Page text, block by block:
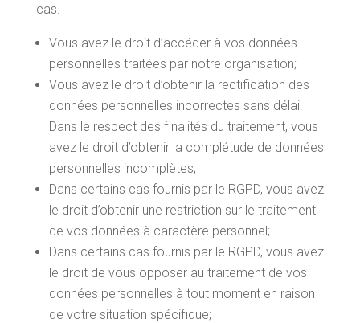
cas.
Vous avez le droit d’accéder à vos données
personnelles traitées par notre organisation;
Vous avez le droit d’obtenir la rectification des
données personnelles incorrectes sans délai.
Dans le respect des finalités du traitement, vous
avez le droit d’obtenir la complétude de données
personnelles incomplètes;
Dans certains cas fournis par le RGPD, vous avez
le droit d’obtenir une restriction sur le traitement
de vos données à caractère personnel;
Dans certains cas fournis par le RGPD, vous avez
le droit de vous opposer au traitement de vos
données personnelles à tout moment en raison
de votre situation spécifique;